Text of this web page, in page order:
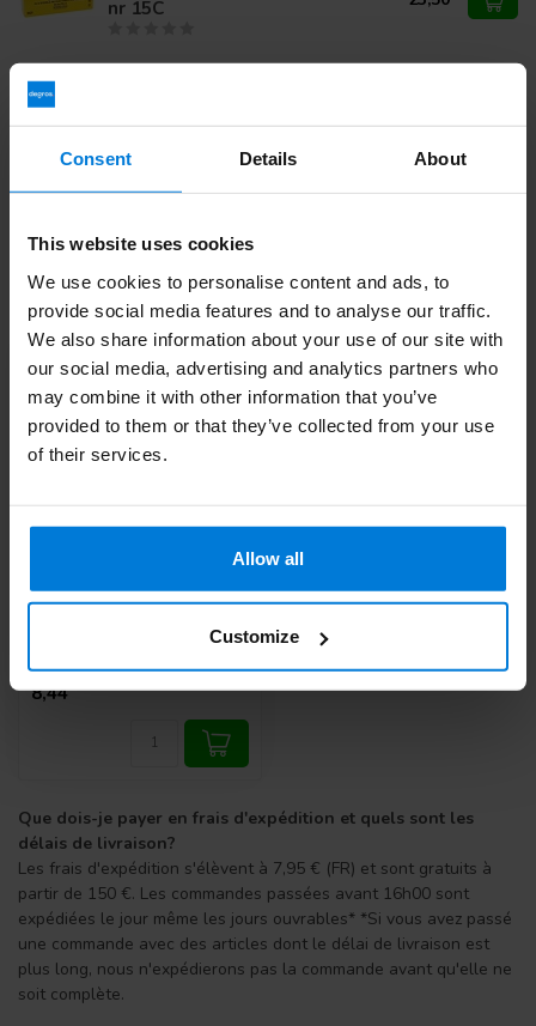
Consent Details About
This website uses cookies
We use cookies to personalise content and ads, to
provide social media features and to analyse our traffic.
We also share information about your use of our site with
our social media, advertising and analytics partners who
may combine it with other information that you’ve
provided to them or that they’ve collected from your use
of their services.
Allow all
Customize
nr 15C
Vous avez des questions sur ce produit ?
Ou avez-vous besoin d'aide pour votre commande?
Contactez notre
Service clientou appelez
+ 31 (0)30 203
59 02
Vu(s) récemment
Swann Morton mesjes
met handle wegwerp
8,44
Que dois-je payer en frais d'expédition et quels sont les
délais de livraison?
Les frais d'expédition s'élèvent à 7,95 € (FR) et sont gratuits à
partir de 150 €. Les commandes passées avant 16h00 sont
expédiées le jour même les jours ouvrables* *Si vous avez passé
une commande avec des articles dont le délai de livraison est
plus long, nous n'expédierons pas la commande avant qu'elle ne
soit complète.